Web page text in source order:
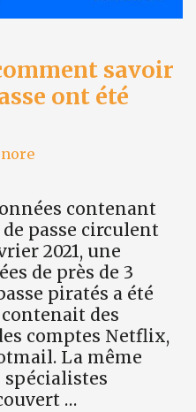
savoir
ont été
contenant
passe circulent
2021, une
de près de 3
piratés a été
des
comptes Netflix,
La même
spécialistes
…